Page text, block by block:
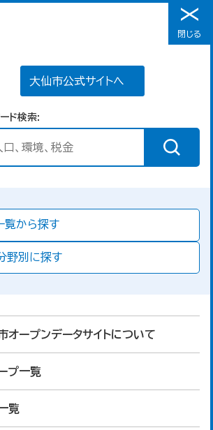
メニュー
大仙市公式サイトへ
ド検索
覧から探す
野別に探す
オープンデータサイトについて
プ一覧
覧
閉じる